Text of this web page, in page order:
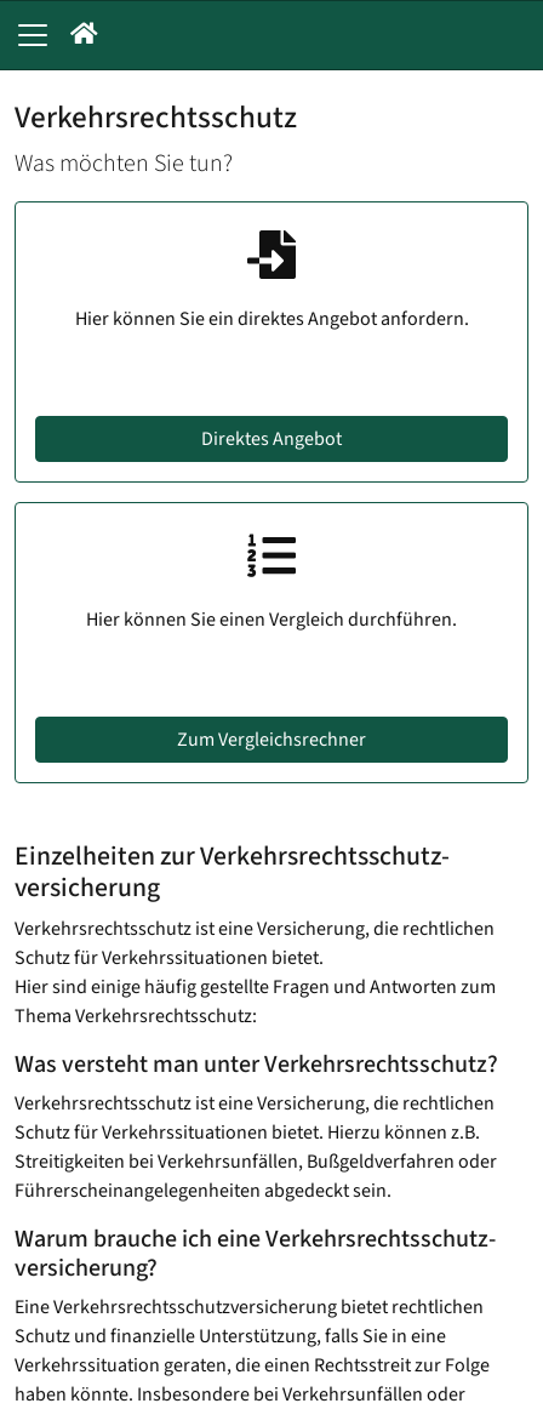
Verkehrsrechtsschutz
Was möchten Sie tun?
Hier können Sie ein direktes Angebot anfordern.
Direktes Angebot
Hier können Sie einen Vergleich durchführen.
Zum Vergleichsrechner
Einzelheiten zur Verkehrsrechtsschutz­
versicherung
Verkehrsrechtsschutz ist eine Versicherung, die rechtlichen
Schutz für Verkehrssituationen bietet.
Hier sind einige häufig gestellte Fragen und Antworten zum
Thema Verkehrsrechtsschutz:
Was versteht man unter Verkehrsrechtsschutz?
Verkehrsrechtsschutz ist eine Versicherung, die rechtlichen
Schutz für Verkehrssituationen bietet. Hierzu können z.B.
Streitigkeiten bei Verkehrsunfällen, Bußgeldverfahren oder
Führerscheinangelegenheiten abgedeckt sein.
Warum brauche ich eine Verkehrsrechtsschutz­
versicherung?
Eine Verkehrsrechtsschutz­versicherung bietet rechtlichen
Schutz und finanzielle Unterstützung, falls Sie in eine
Verkehrssituation geraten, die einen Rechtsstreit zur Folge
haben könnte. Insbesondere bei Verkehrsunfällen oder